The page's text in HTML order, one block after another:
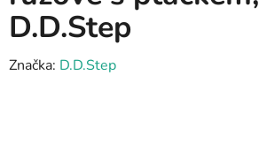
D.D.Step
Značka: D.D.Step